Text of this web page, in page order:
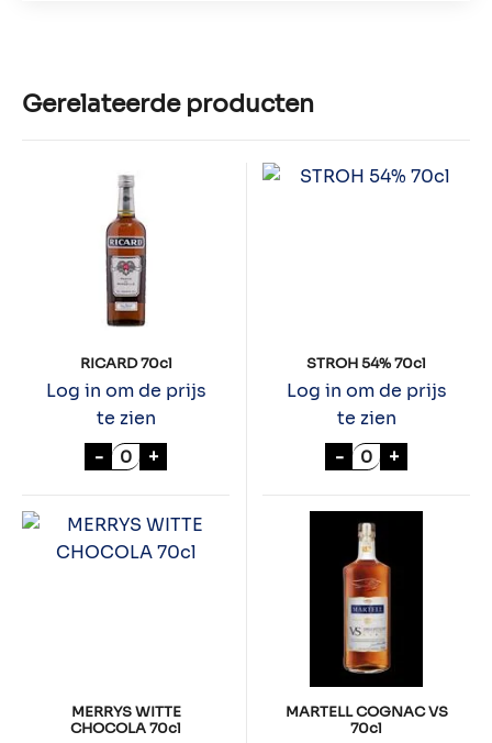
Gerelateerde producten
RICARD 70cl
Log in om de prijs
te zien
- RICARD 70cl aantal
+
STROH 54% 70cl
Log in om de prijs
te zien
- STROH 54%
+
MERRYS WITTE
CHOCOLA 70cl
MARTELL COGNAC VS
70cl